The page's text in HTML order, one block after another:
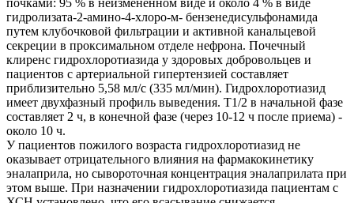
почками: 95 % в неизмененном виде и около 4 % в виде
гидролизата-2-амино-4-хлоро-м- бензенедисульфонамида
путем клубочковой фильтрации и активной канальцевой
секреции в проксимальном отделе нефрона. Почечный
клиренс гидрохлоротиазида у здоровых добровольцев и
пациентов с артериальной гипертензией составляет
приблизительно 5,58 мл/с (335 мл/мин). Гидрохлоротиазид
имеет двухфазный профиль выведения. Т1/2 в начальной фазе
составляет 2 ч, в конечной фазе (через 10-12 ч после приема) -
около 10 ч.
У пациентов пожилого возраста гидрохлоротиазид не
оказывает отрицательного влияния на фармакокинетику
эналаприла, но сывороточная концентрация эналаприлата при
этом выше. При назначении гидрохлоротиазида пациентам с